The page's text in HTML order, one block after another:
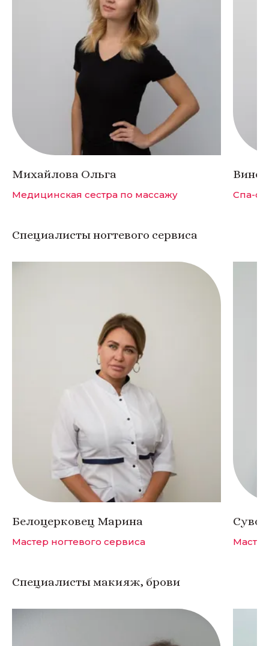
Михайлова Ольга
Медицинская сестра по массажу Спа-
Специалисты ногтевого сервиса
Белоцерковец Марина
Мастер ногтевого сервиса
Специалисты макияж, брови